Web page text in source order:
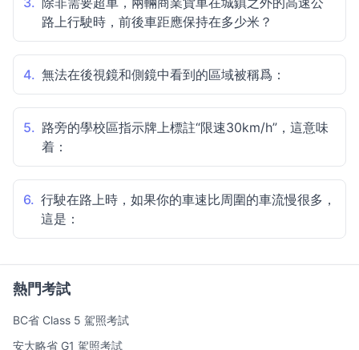
路上行駛時，前後車距應保持在多少米？
4. 無法在後視鏡和側鏡中看到的區域被稱爲：
5. 路旁的學校區指示牌上標註“限速30km/h”，這意味
着：
6. 行駛在路上時，如果你的車速比周圍的車流慢很多，
這是：
熱門考試
BC省 Class 5 駕照考試
安大略省 G1 駕照考試